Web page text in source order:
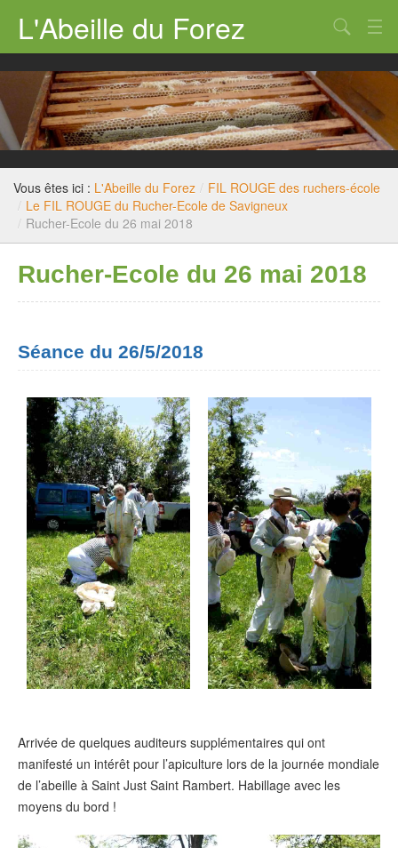
L'Abeille du Forez
Qui sommes nous ?
Rucher-école
Dossiers techniques
Législation
Divers
Vous êtes ici : L'Abeille du Forez / FIL ROUGE des ruchers-école
/ Le FIL ROUGE du Rucher-Ecole de Savigneux
/ Rucher-Ecole du 26 mai 2018
Rucher-Ecole du 26 mai 2018
Séance du 26/5/2018
Arrivée de quelques auditeurs supplémentaires qui ont
manifesté un intérêt pour l’apiculture lors de la journée mondiale
de l’abeille à Saint Just Saint Rambert. Habillage avec les
moyens du bord !